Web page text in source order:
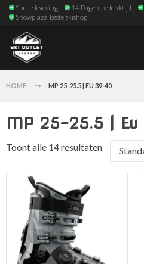
Snelle levering 14 Dagen bedenktijd
Snowplaza beste skishop
HOME MP 25-25.5 | EU 39-40
MP 25-25.5 |
Toont alle 14 resultaten